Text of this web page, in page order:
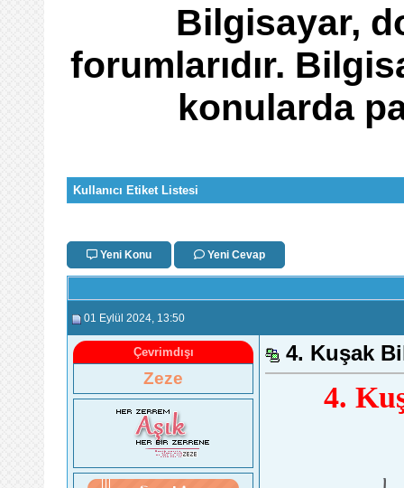
Bilgisayar,
forumlarıdır.
konularda
Kullanıcı Etiket Listesi
Yeni Konu Yeni Cevap
01 Eylül 2024 , 13:50
Çevrimdışı
Zeze
4. Kuşak
4.